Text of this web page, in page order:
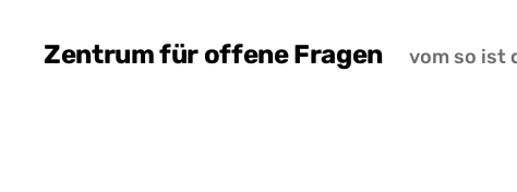
Zentrum für offene Fragen vom so ist